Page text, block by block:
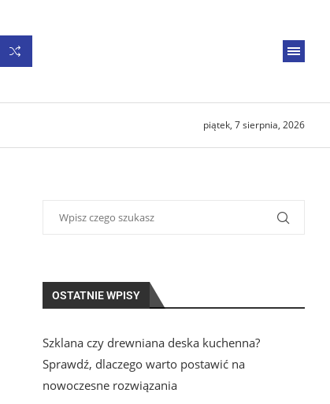
piątek, 7 sierpnia, 2026
OSTATNIE WPISY
Szklana czy drewniana deska kuchenna?
Sprawdź, dlaczego warto postawić na
nowoczesne rozwiązania